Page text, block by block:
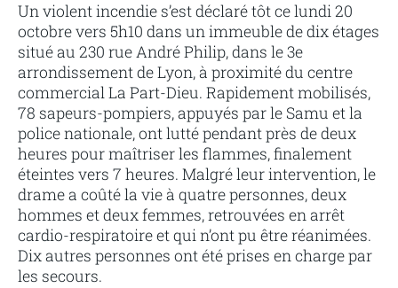
Un violent incendie s’est déclaré tôt ce lundi 20
octobre vers 5h10 dans un immeuble de dix étages
situé au 230 rue André Philip, dans le 3e
arrondissement de Lyon, à proximité du centre
commercial La Part-Dieu. Rapidement mobilisés,
78 sapeurs-pompiers, appuyés par le Samu et la
police nationale, ont lutté pendant près de deux
heures pour maîtriser les flammes, finalement
éteintes vers 7 heures. Malgré leur intervention, le
drame a coûté la vie à quatre personnes, deux
hommes et deux femmes, retrouvées en arrêt
cardio-respiratoire et qui n’ont pu être réanimées.
Dix autres personnes ont été prises en charge par
les secours.